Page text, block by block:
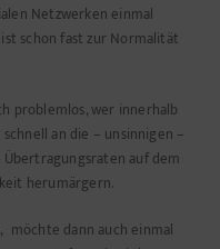
Netzwerken einmal
schon fast zur Normalität
problemlos, wer innerhalb
an die – unsinnigen –
auf dem
herumärgern.
möchte dann auch einmal